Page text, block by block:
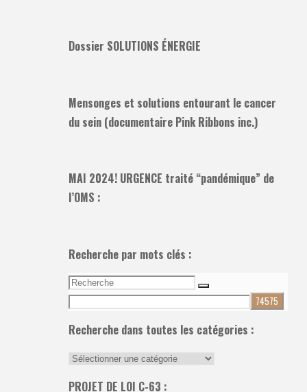
Dossier SOLUTIONS ÉNERGIE
Mensonges et solutions entourant le cancer
du sein (documentaire Pink Ribbons inc.)
MAI 2024! URGENCE traité “pandémique” de
l’OMS :
Recherche par mots clés :
Recherche
pour:
Recherche
Recherche dans toutes les catégories :
Recherche
PROJET DE LOI C-63 :